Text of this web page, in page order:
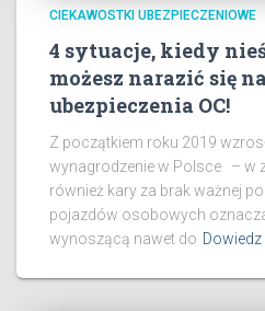
CIEKAWOSTKI UBEZPIECZENIOWE
4 sytuacje, kiedy
możesz narazić się
ubezpieczenia OC!
Z początkiem roku 2019
wynagrodzenie w Polsce – w
również kary za brak ważnej
pojazdów osobowych
wynoszącą nawet do Dowiedz